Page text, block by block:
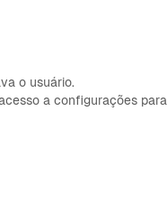
o usuário.
a configurações para